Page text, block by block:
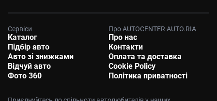
Сервіси
Каталог
Підбір авто
Авто зі знижками
Відчуй авто
Фото 360
Про AUTOCENTER AUTO.RIA
Про нас
Контакти
Оплата та доставка
Cookie Policy
Політика приватності